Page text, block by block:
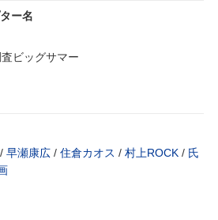
ー名
ビッグサマー
/ 早瀬康広 / 住倉カオス / 村上ROCK / 氏